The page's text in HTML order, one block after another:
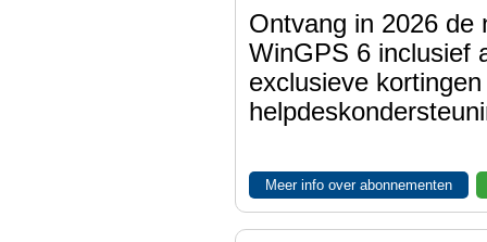
Ontvang in 2026 de
WinGPS 6 inclusief
exclusieve
Meer info over abonnementen